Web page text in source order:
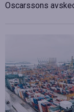
Oscarssons